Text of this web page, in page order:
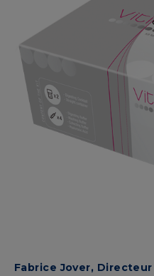
Fabrice Jover, Directeur